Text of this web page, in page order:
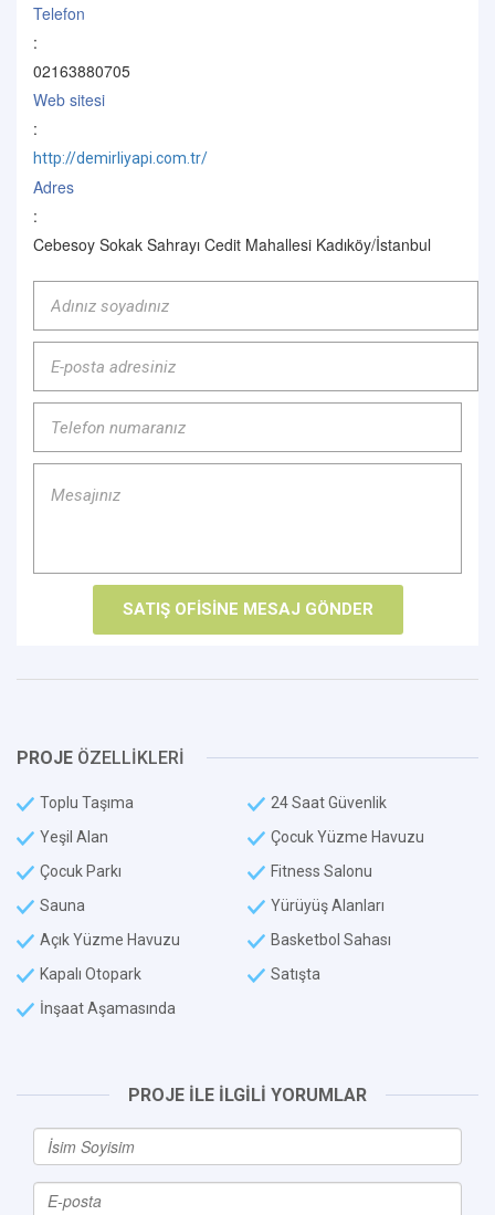
Telefon
:
02163880705
Web sitesi
:
http://demirliyapi.com.tr/
Adres
:
Cebesoy Sokak Sahrayı Cedit Mahallesi Kadıköy/İstanbul
PROJE ÖZELLİKLERİ
Toplu Taşıma
24 Saat Güvenlik
Yeşil Alan
Çocuk Yüzme Havuzu
Çocuk Parkı
Fitness Salonu
Sauna
Yürüyüş Alanları
Açık Yüzme Havuzu
Basketbol Sahası
Kapalı Otopark
Satışta
İnşaat Aşamasında
PROJE İLE İLGİLİ YORUMLAR